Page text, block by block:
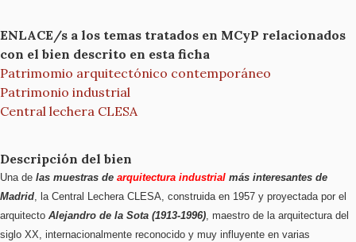
ENLACE/s a los temas tratados en MCyP relacionados
con el bien descrito en esta ficha
Patrimomio arquitectónico contemporáneo
Patrimonio industrial
Central lechera CLESA
Descripción del bien
Una de las muestras de arquitectura industrial más interesantes de
Madrid, la Central Lechera CLESA, construida en 1957 y proyectada por el
arquitecto Alejandro de la Sota (1913-1996), maestro de la arquitectura del
siglo XX, internacionalmente reconocido y muy influyente en varias